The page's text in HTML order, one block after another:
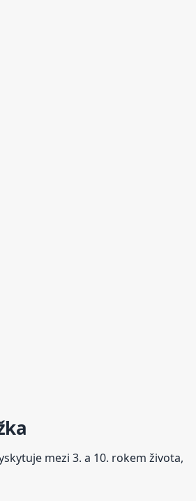
mezi 3. a 10. rokem života,